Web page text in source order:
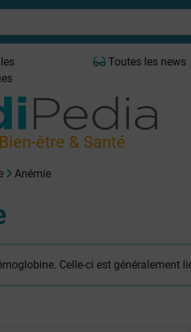
Toutes les news
être & Santé
Anémie
Celle-ci est généralement